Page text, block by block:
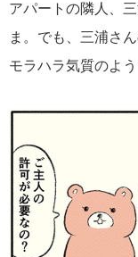
アパートの隣人、
ま。でも、三浦さ
モラハラ気質のよ